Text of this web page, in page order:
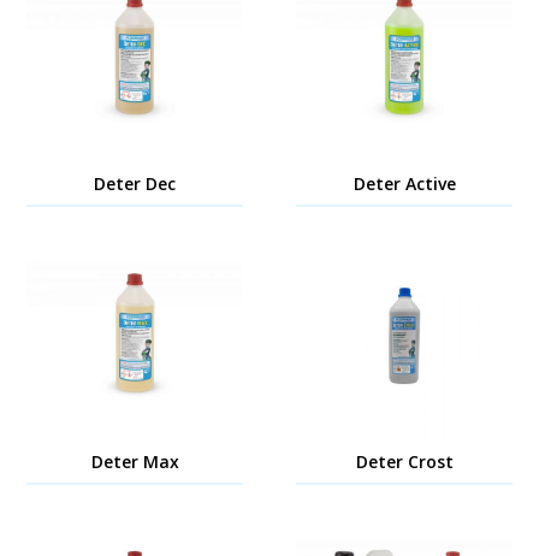
Deter Dec Deter Active
Deter Max Deter Crost